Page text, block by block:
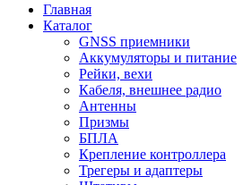
Главная
Каталог
GNSS приемники
Аккумуляторы и питание
Рейки, вехи
Кабеля, внешнее радио
Антенны
Призмы
БПЛА
Крепление контроллера
Трегеры и адаптеры